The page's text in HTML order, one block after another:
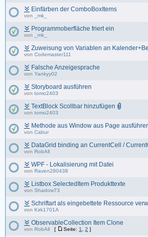
Einfärben der ComboBoxItems
von _mk_
Programmoberfläche friert ein
von _mk_
Zuweisung von Variablen an
von Codemaster111
Falsche Anzeigesprache
von Yankyy02
Storyboard ausführen
von tomo2403
TextBlock Scollbar hinzufügen
von tomo2403
Methode aus Window aus Page
von Cabur
DataGrid binding an CurrentCell /
von RobAll
WPF - Lokalisierung mit Datei
von Raven280438
Listbox SelectedItem Produkttexte
von Shadow73
Schriftart als eingebettete Ressource
von Kirk1701A
ObservableCollection Item Clone
von RobAll [ Seite: 1 2 ]